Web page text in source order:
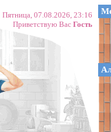
Пятница, 07.08.2026, 23:16
Приветствую Вас Гость